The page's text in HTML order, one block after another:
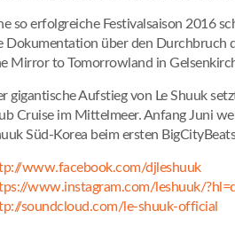
so erfolgreiche Festivalsaison 2016
Dokumentation über den Durchbruch
Mirror to Tomorrowland in
gigantische Aufstieg von Le Shuuk
Cruise im Mittelmeer. Anfang Juni
Süd-Korea beim ersten
www.facebook.com/djleshuuk
www.instagram.com/leshuuk/
soundcloud.com/le-shuuk-official